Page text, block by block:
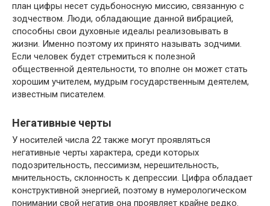
план цифры несет судьбоносную миссию, связанную с
зодчеством. Люди, обладающие данной вибрацией,
способны свои духовные идеалы реализовывать в
жизни. Именно поэтому их принято называть зодчими.
Если человек будет стремиться к полезной
общественной деятельности, то вполне он может стать
хорошим учителем, мудрым государственным деятелем,
известным писателем.
Негативные черты
У носителей числа 22 также могут проявляться
негативные черты характера, среди которых
подозрительность, пессимизм, нерешительность,
мнительность, склонность к депрессии. Цифра обладает
конструктивной энергией, поэтому в нумерологическом
понимании свой негатив она проявляет крайне редко.